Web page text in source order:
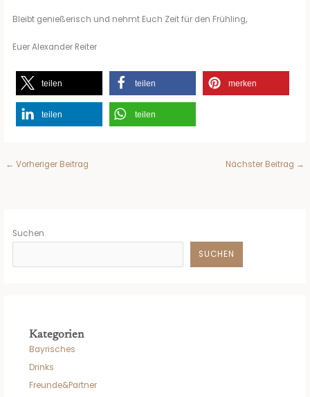
Bleibt genießerisch und nehmt Euch Zeit für den Frühling,
Euer Alexander Reiter
teilen teilen merken
teilen teilen
← Vorheriger Beitrag Nächster Beitrag →
Suchen
SUCHEN
Kategorien
Bayrisches
Drinks
Freunde&Partner